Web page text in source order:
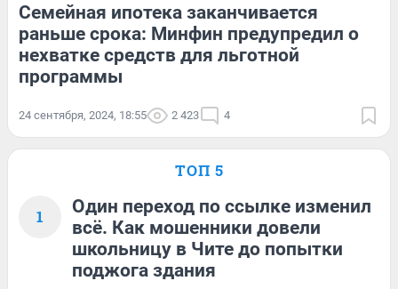
Семейная ипотека заканчивается
раньше срока: Минфин предупредил о
нехватке средств для льготной
программы
24 сентября, 2024, 18:55 2 423 4
ТОП 5
1
Один переход по ссылке изменил
всё. Как мошенники довели
школьницу в Чите до попытки
поджога здания